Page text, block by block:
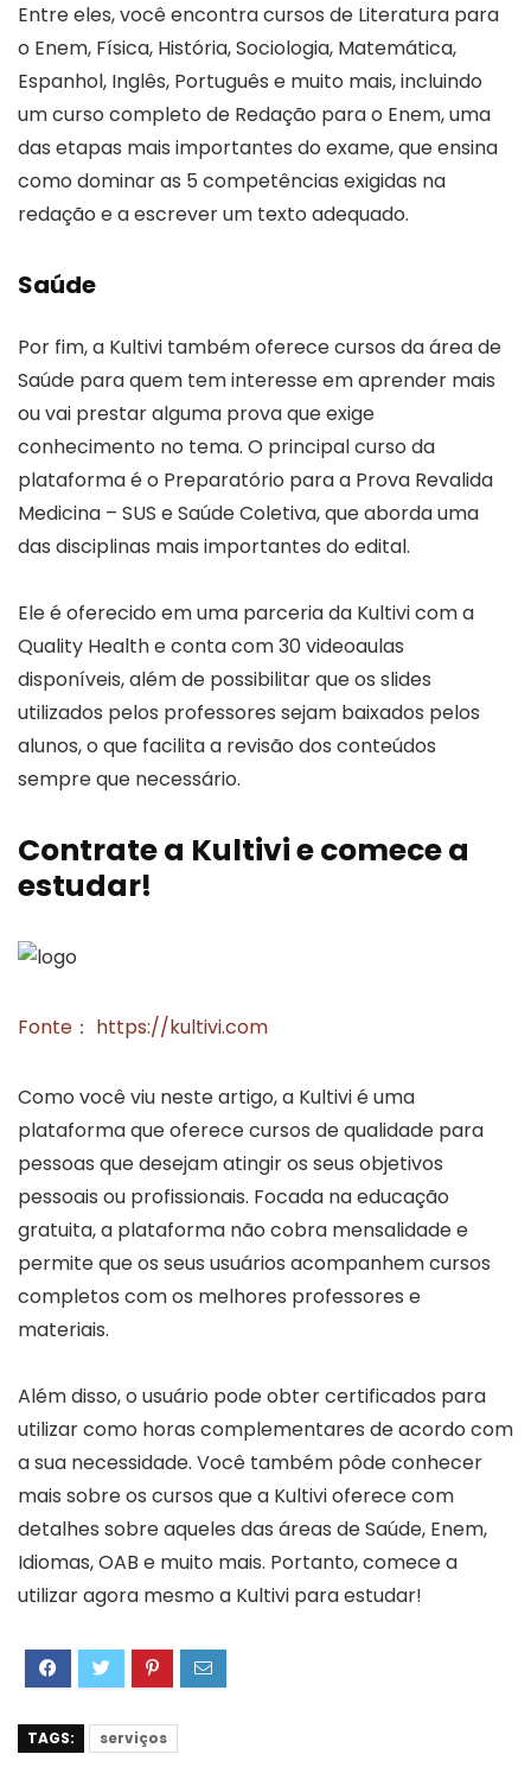
Entre eles, você encontra cursos de Literatura para
o Enem, Física, História, Sociologia, Matemática,
Espanhol, Inglês, Português e muito mais, incluindo
um curso completo de Redação para o Enem, uma
das etapas mais importantes do exame, que ensina
como dominar as 5 competências exigidas na
redação e a escrever um texto adequado.
Saúde
Por fim, a Kultivi também oferece cursos da área de
Saúde para quem tem interesse em aprender mais
ou vai prestar alguma prova que exige
conhecimento no tema. O principal curso da
plataforma é o Preparatório para a Prova Revalida
Medicina – SUS e Saúde Coletiva, que aborda uma
das disciplinas mais importantes do edital.
Ele é oferecido em uma parceria da Kultivi com a
Quality Health e conta com 30 videoaulas
disponíveis, além de possibilitar que os slides
utilizados pelos professores sejam baixados pelos
alunos, o que facilita a revisão dos conteúdos
sempre que necessário.
Contrate a Kultivi e comece a
estudar!
Fonte： https://kultivi.com
Como você viu neste artigo, a Kultivi é uma
plataforma que oferece cursos de qualidade para
pessoas que desejam atingir os seus objetivos
pessoais ou profissionais. Focada na educação
gratuita, a plataforma não cobra mensalidade e
permite que os seus usuários acompanhem cursos
completos com os melhores professores e
materiais.
Além disso, o usuário pode obter certificados para
utilizar como horas complementares de acordo com
a sua necessidade. Você também pôde conhecer
mais sobre os cursos que a Kultivi oferece com
detalhes sobre aqueles das áreas de Saúde, Enem,
Idiomas, OAB e muito mais. Portanto, comece a
utilizar agora mesmo a Kultivi para estudar!
TAGS: serviços